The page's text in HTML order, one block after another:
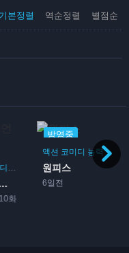
기본정렬 역순정렬 별점순
모험
밀리언아서
10화
방영중
액션 코미디 능력
원피스
6일전